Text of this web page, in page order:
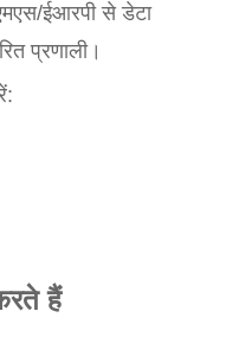
ईआरपी से डेटा
प्रणाली।
हैं